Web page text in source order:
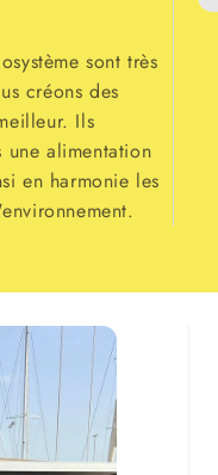
sont très
créons des
Ils
alimentation
en harmonie les